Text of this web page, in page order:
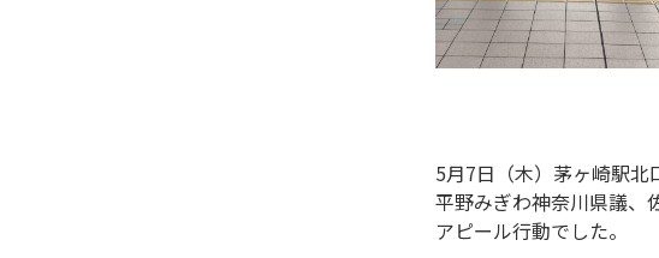
5月7日（木）茅ヶ崎駅
平野みぎわ神奈川県議、
アピール行動でした。